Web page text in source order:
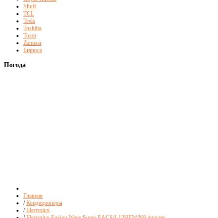
Shuft
TCL
Tesla
Toshiba
Tosot
Zanussi
Бирюса
Погода
Главная
/ Кондиционеры
/ Electrolux